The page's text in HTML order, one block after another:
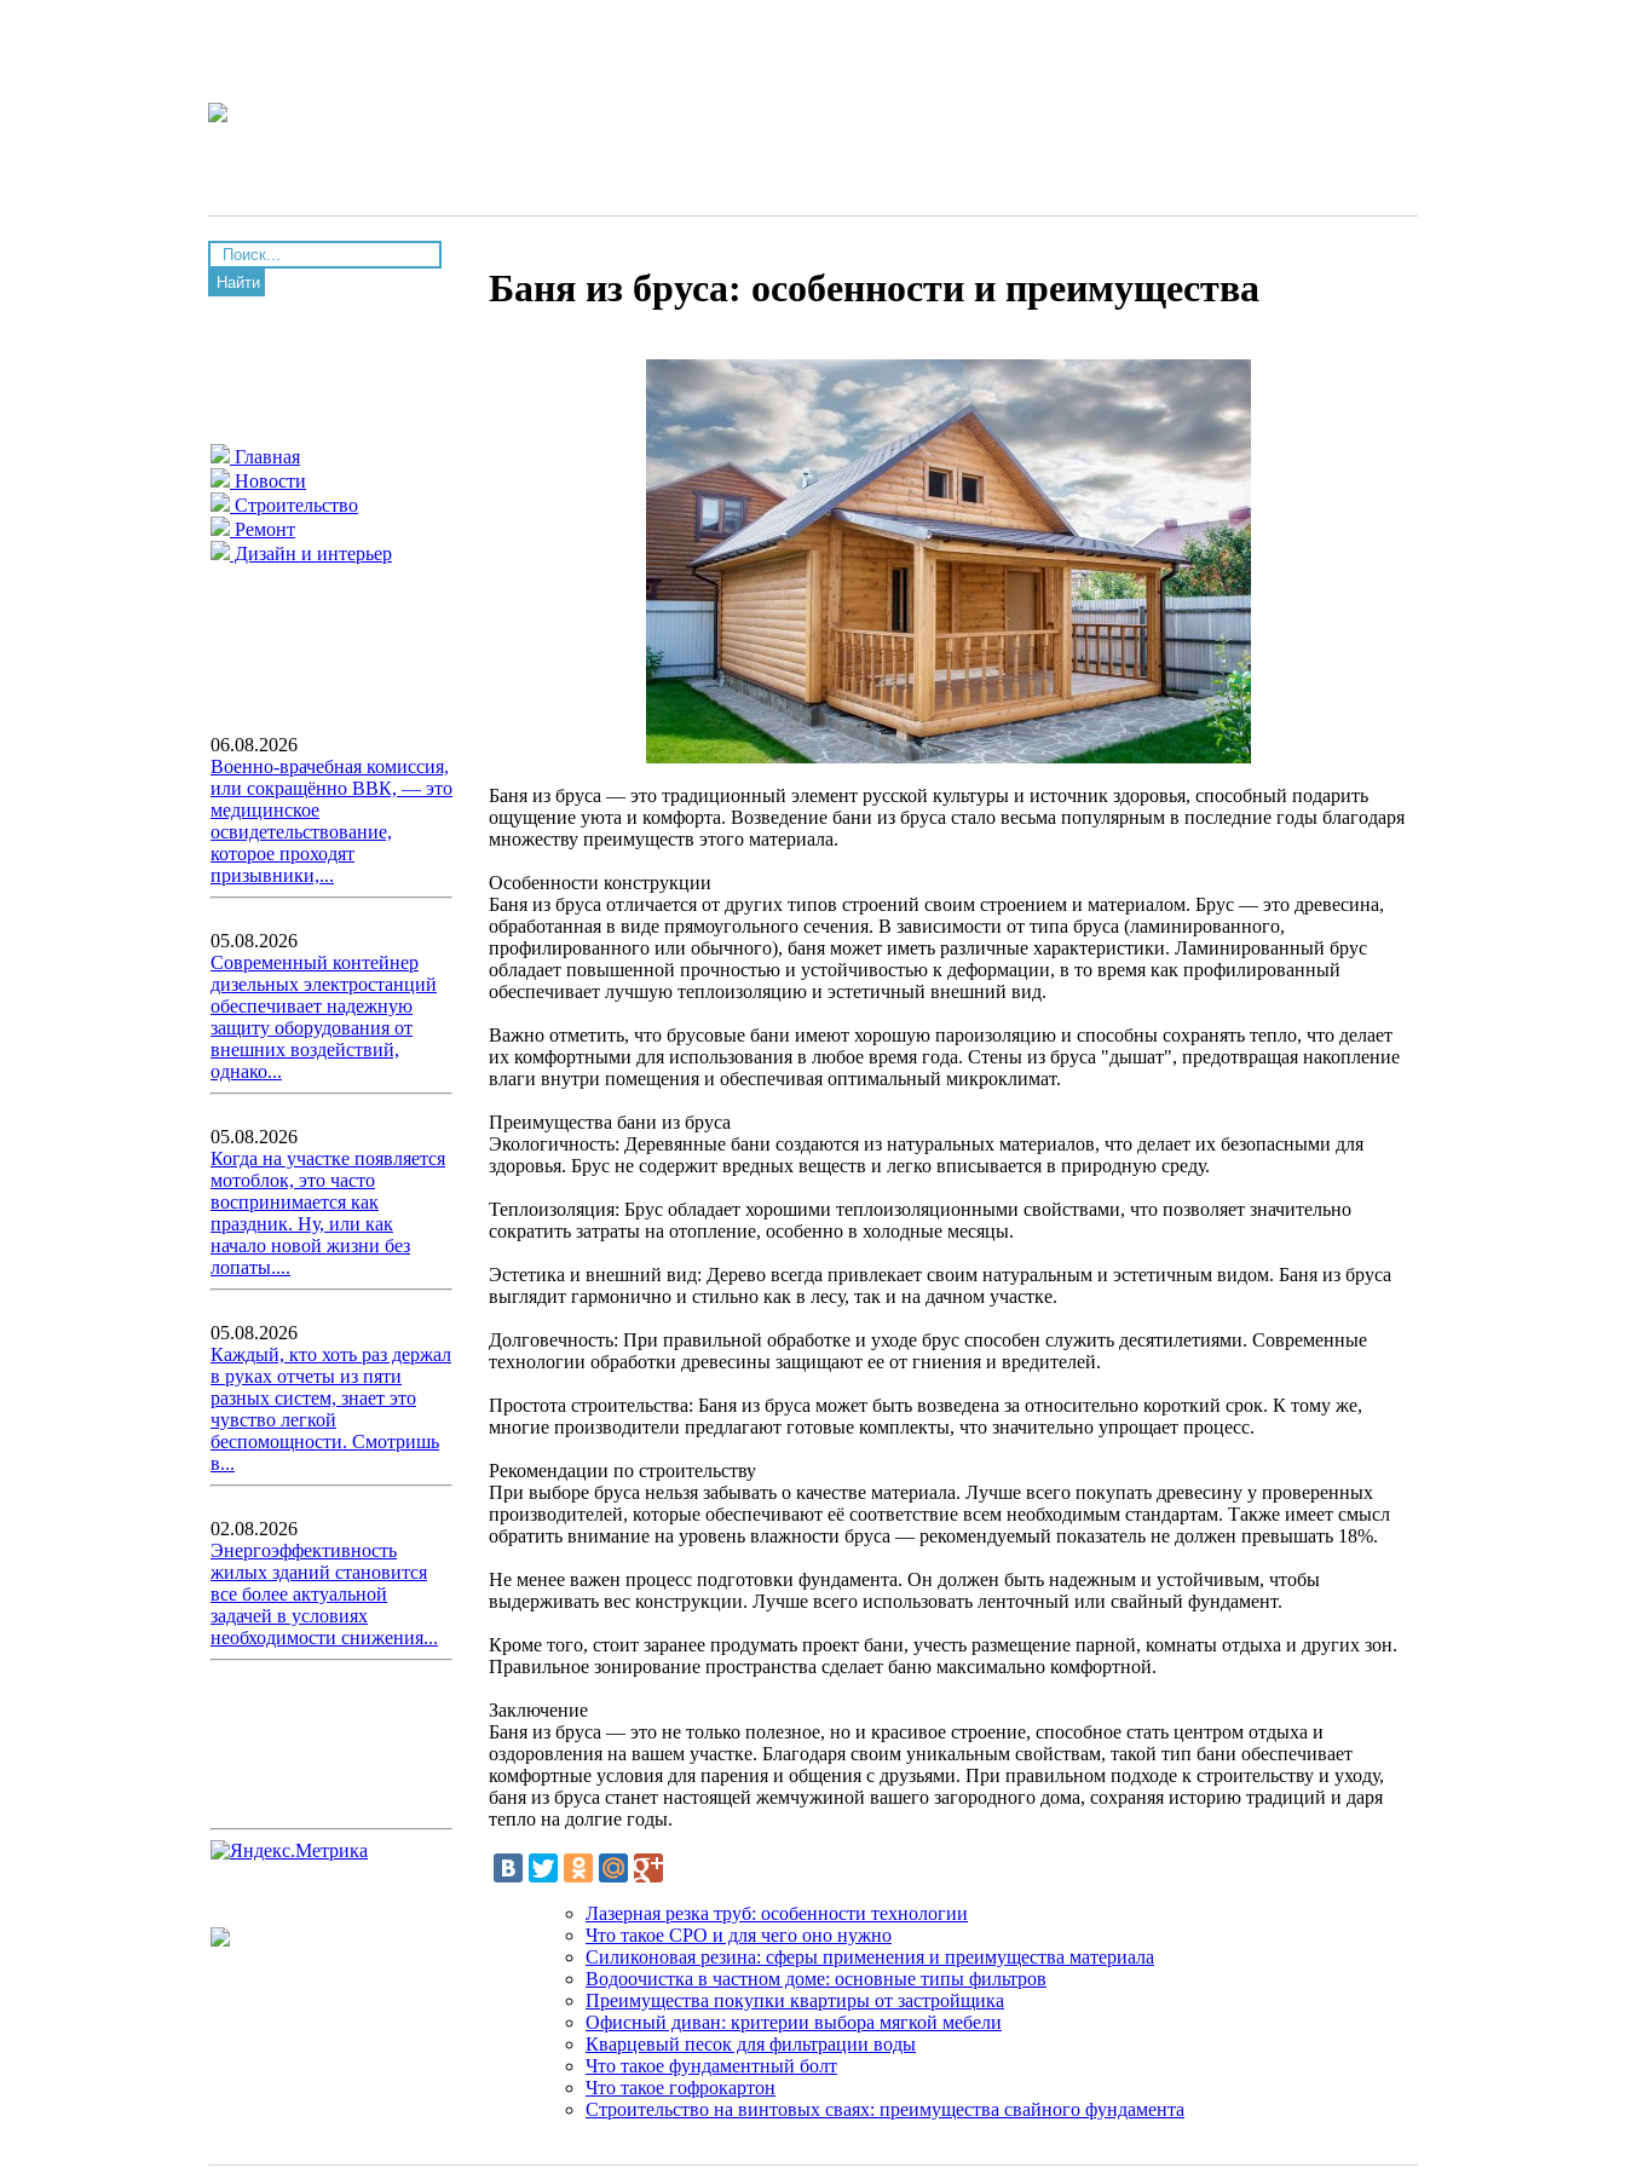
Найти
Главная
Новости
Строительство
Ремонт
Дизайн и интерьер
06.08.2026
Военно-врачебная комиссия,
или сокращённо ВВК, — это
медицинское
освидетельствование,
которое проходят
призывники,...
05.08.2026
Современный контейнер
дизельных электростанций
обеспечивает надежную
защиту оборудования от
внешних воздействий,
однако...
05.08.2026
Когда на участке появляется
мотоблок, это часто
воспринимается как
праздник. Ну, или как
начало новой жизни без
лопаты....
05.08.2026
Каждый, кто хоть раз держал
в руках отчеты из пяти
разных систем, знает это
чувство легкой
беспомощности. Смотришь
в...
02.08.2026
Энергоэффективность
жилых зданий становится
все более актуальной
задачей в условиях
необходимости снижения...
Баня из бруса: особенности и преимущества
Баня из бруса — это традиционный элемент русской культуры и источник здоровья, способный подарить
ощущение уюта и комфорта. Возведение бани из бруса стало весьма популярным в последние годы благодаря
множеству преимуществ этого материала.
Особенности конструкции
Баня из бруса отличается от других типов строений своим строением и материалом. Брус — это древесина,
обработанная в виде прямоугольного сечения. В зависимости от типа бруса (ламинированного,
профилированного или обычного), баня может иметь различные характеристики. Ламинированный брус
обладает повышенной прочностью и устойчивостью к деформации, в то время как профилированный
обеспечивает лучшую теплоизоляцию и эстетичный внешний вид.
Важно отметить, что брусовые бани имеют хорошую пароизоляцию и способны сохранять тепло, что делает
их комфортными для использования в любое время года. Стены из бруса "дышат", предотвращая накопление
влаги внутри помещения и обеспечивая оптимальный микроклимат.
Преимущества бани из бруса
Экологичность: Деревянные бани создаются из натуральных материалов, что делает их безопасными для
здоровья. Брус не содержит вредных веществ и легко вписывается в природную среду.
Теплоизоляция: Брус обладает хорошими теплоизоляционными свойствами, что позволяет значительно
сократить затраты на отопление, особенно в холодные месяцы.
Эстетика и внешний вид: Дерево всегда привлекает своим натуральным и эстетичным видом. Баня из бруса
выглядит гармонично и стильно как в лесу, так и на дачном участке.
Долговечность: При правильной обработке и уходе брус способен служить десятилетиями. Современные
технологии обработки древесины защищают ее от гниения и вредителей.
Простота строительства: Баня из бруса может быть возведена за относительно короткий срок. К тому же,
многие производители предлагают готовые комплекты, что значительно упрощает процесс.
Рекомендации по строительству
При выборе бруса нельзя забывать о качестве материала. Лучше всего покупать древесину у проверенных
производителей, которые обеспечивают её соответствие всем необходимым стандартам. Также имеет смысл
обратить внимание на уровень влажности бруса — рекомендуемый показатель не должен превышать 18%.
Не менее важен процесс подготовки фундамента. Он должен быть надежным и устойчивым, чтобы
выдерживать вес конструкции. Лучше всего использовать ленточный или свайный фундамент.
Кроме того, стоит заранее продумать проект бани, учесть размещение парной, комнаты отдыха и других зон.
Правильное зонирование пространства сделает баню максимально комфортной.
Заключение
Баня из бруса — это не только полезное, но и красивое строение, способное стать центром отдыха и
оздоровления на вашем участке. Благодаря своим уникальным свойствам, такой тип бани обеспечивает
комфортные условия для парения и общения с друзьями. При правильном подходе к строительству и уходу,
баня из бруса станет настоящей жемчужиной вашего загородного дома, сохраняя историю традиций и даря
тепло на долгие годы.
Лазерная резка труб: особенности технологии
Что такое СРО и для чего оно нужно
Силиконовая резина: сферы применения и преимущества материала
Водоочистка в частном доме: основные типы фильтров
Преимущества покупки квартиры от застройщика
Офисный диван: критерии выбора мягкой мебели
Кварцевый песок для фильтрации воды
Что такое фундаментный болт
Что такое гофрокартон
Строительство на винтовых сваях: преимущества свайного фундамента